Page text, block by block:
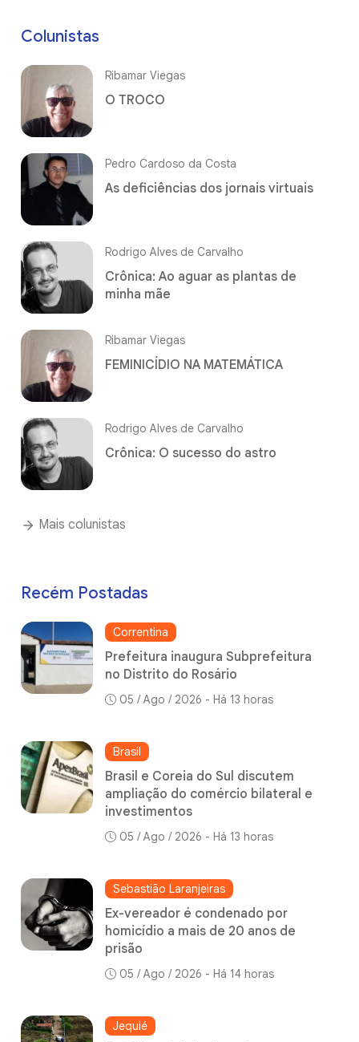
Colunistas
Ribamar Viegas
O TROCO
Pedro Cardoso da Costa
As deficiências dos jornais virtuais
Rodrigo Alves de Carvalho
Crônica: Ao aguar as plantas de
minha mãe
Ribamar Viegas
FEMINICÍDIO NA MATEMÁTICA
Rodrigo Alves de Carvalho
Crônica: O sucesso do astro
Mais colunistas
Recém Postadas
Correntina
Prefeitura inaugura Subprefeitura
no Distrito do Rosário
05 / Ago / 2026 - Há 13 horas
Brasil
Brasil e Coreia do Sul discutem
ampliação do comércio bilateral e
investimentos
05 / Ago / 2026 - Há 13 horas
Sebastião Laranjeiras
Ex-vereador é condenado por
homicídio a mais de 20 anos de
prisão
05 / Ago / 2026 - Há 14 horas
Jequié